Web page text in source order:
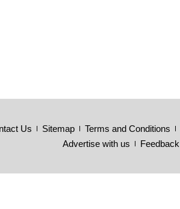
Us Sitemap Terms and Conditions
Advertise with us
Feedback